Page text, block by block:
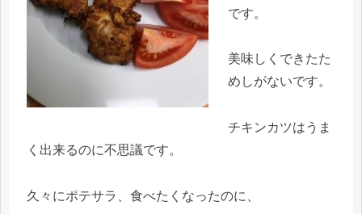
です。
美味しくできたた
めしがないです。
チキンカツはうま
く出来るのに不思議です。
久々にポテサラ、食べたくなったのに、